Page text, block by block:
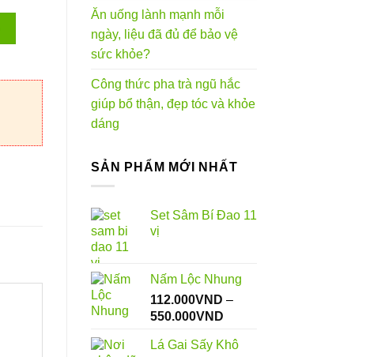
Ăn uống lành mạnh mỗi
ngày, liệu đã đủ để bảo vệ
sức khỏe?
Công thức pha trà ngũ hắc
giúp bổ thận, đẹp tóc và khỏe
dáng
SẢN PHẨM MỚI NHẤT
Set Sâm Bí Đao 11
vị
Nấm Lộc Nhung
112.000VND –
550.000VND
từ
Lá Gai Sấy Khô